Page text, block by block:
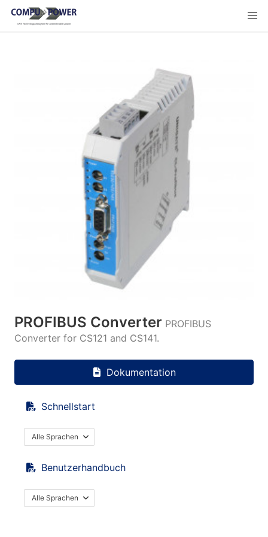
PROFIBUS Converter PROFIBUS
Converter for CS121 and CS141.
Dokumentation
Schnellstart
Alle Sprachen
Benutzerhandbuch
Alle Sprachen